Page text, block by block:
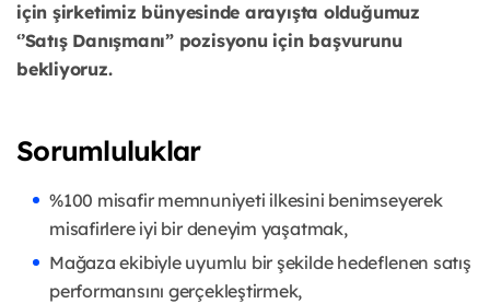
için şirketimiz bünyesinde arayışta olduğumuz
‘’Satış Danışmanı” pozisyonu için başvurunu
bekliyoruz.
Sorumluluklar
%100 misafir memnuniyeti ilkesini benimseyerek
misafirlere iyi bir deneyim yaşatmak,
Mağaza ekibiyle uyumlu bir şekilde hedeflenen satış
performansını gerçekleştirmek,